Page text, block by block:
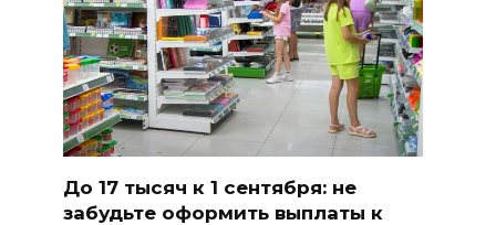
До 17 тысяч к 1 сентября: не
забудьте оформить выплаты к